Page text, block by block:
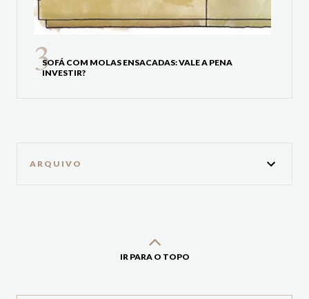
SOFÁ COM MOLAS ENSACADAS: VALE A PENA
INVESTIR?
ARQUIVO
IR PARA O TOPO